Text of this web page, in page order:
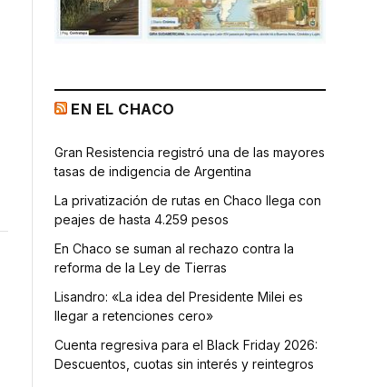
EN EL CHACO
Gran Resistencia registró una de las mayores
tasas de indigencia de Argentina
La privatización de rutas en Chaco llega con
peajes de hasta 4.259 pesos
En Chaco se suman al rechazo contra la
reforma de la Ley de Tierras
Lisandro: «La idea del Presidente Milei es
llegar a retenciones cero»
Cuenta regresiva para el Black Friday 2026:
Descuentos, cuotas sin interés y reintegros